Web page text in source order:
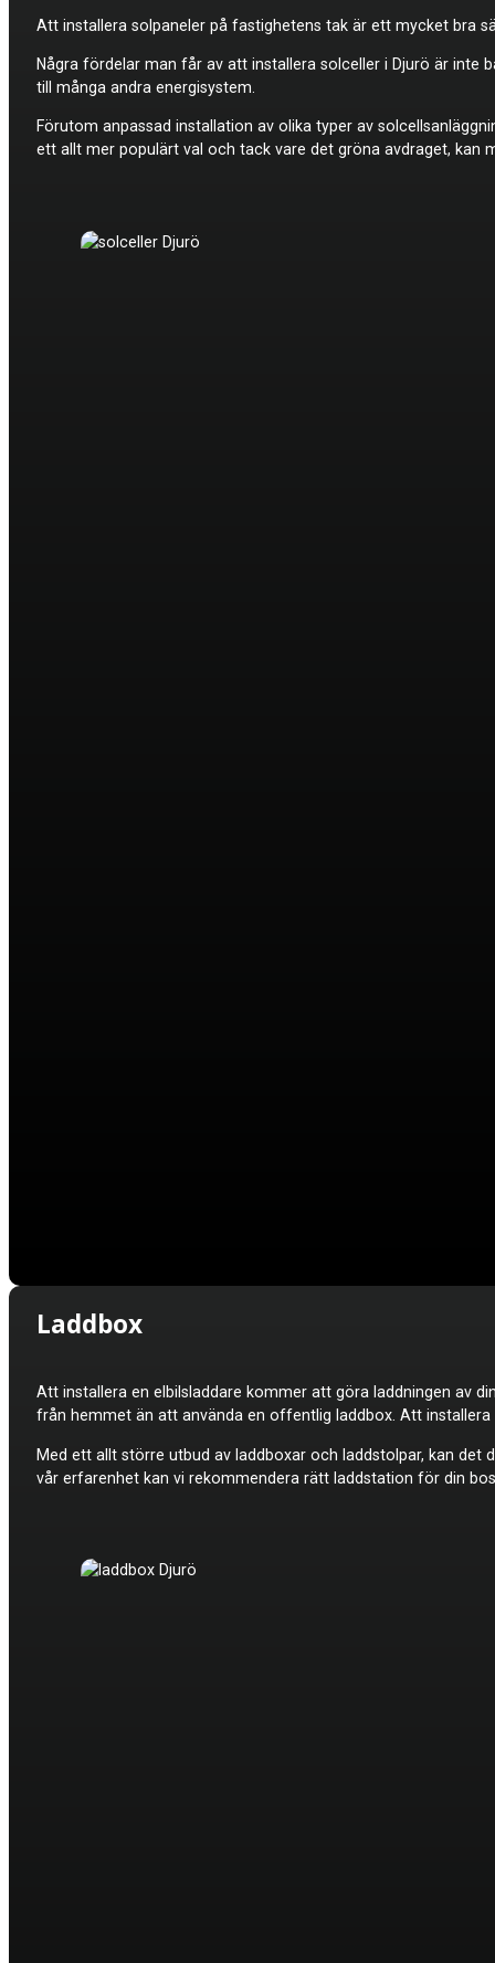
Att installera solpaneler på fastighetens tak är ett mycket bra
Några fördelar man får av att installera solceller i Djurö är inte
till många andra energisystem.
Förutom anpassad installation av olika typer av
ett allt mer populärt val och tack vare det gröna avdraget, kan
Laddbox
Att installera en elbilsladdare kommer att göra laddningen av
från hemmet än att använda en offentlig laddbox. Att
Med ett allt större utbud av laddboxar och laddstolpar, kan det
vår erfarenhet kan vi rekommendera rätt laddstation för din